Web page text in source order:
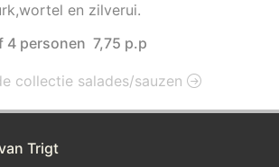
en zilverui.
4 personen 7,75 p.p
collectie salades/sauzen
Trigt